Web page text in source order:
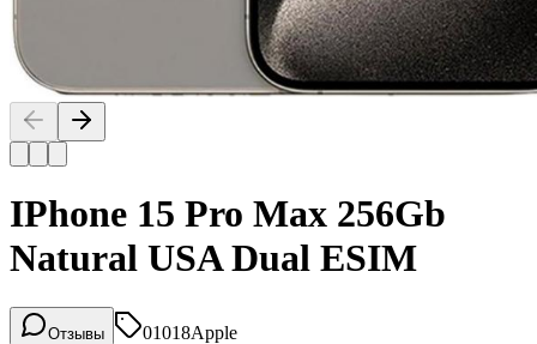
IPhone 15 Pro Max 256Gb
Natural USA Dual ESIM
Отзывы 01018Apple